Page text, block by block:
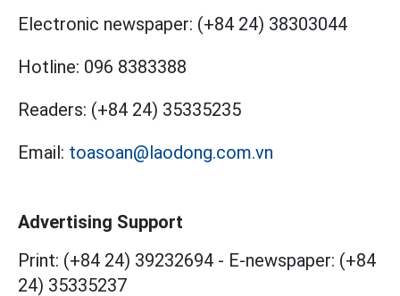
Electronic newspaper: (+84 24) 38303044
Hotline: 096 8383388
Readers: (+84 24) 35335235
Email: toasoan@laodong.com.vn
Advertising Support
Print: (+84 24) 39232694 - E-newspaper: (+84
24) 35335237